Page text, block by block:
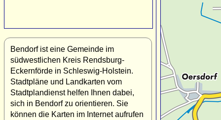
Bendorf ist eine Gemeinde im
südwestlichen Kreis Rendsburg-
Eckernförde in Schleswig-Holstein.
Stadtpläne und Landkarten vom
Stadtplandienst helfen Ihnen dabei,
sich in Bendorf zu orientieren. Sie
können die Karten im Internet aufrufen